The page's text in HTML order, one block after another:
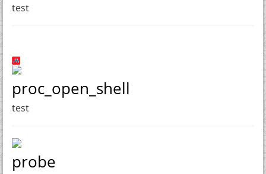
test
proc_open_shell
test
probe